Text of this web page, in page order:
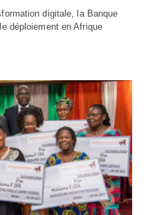
digitale, la Banque
déploiement en Afrique